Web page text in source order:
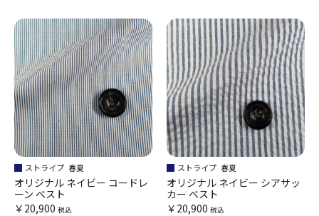
ストライプ 春夏
オリジナル ネイビー コードレ
ーン ベスト
￥20,900 税込
ストライプ 春夏
オリジナル ネイビー シアサッ
カー ベスト
￥20,900 税込